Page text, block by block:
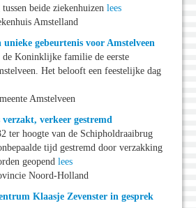
beide ziekenhuizen lees
Amstelland
unieke gebeurtenis voor Amstelveen
Koninklijke familie de eerste
Het belooft een feestelijke dag
Amstelveen
verkeer gestremd
ter hoogte van de Schipholdraaibrug
tijd gestremd door verzakking
geopend lees
Noord-Holland
Klaasje Zevenster in gesprek